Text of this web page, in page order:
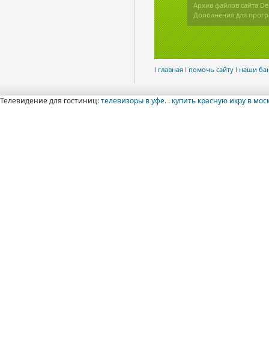
Архив файлов сайта
Дополнения для
l главная l помочь сайту l наши
Телевидение для гостиниц:телевизоры в уфе. . купить красную икру в